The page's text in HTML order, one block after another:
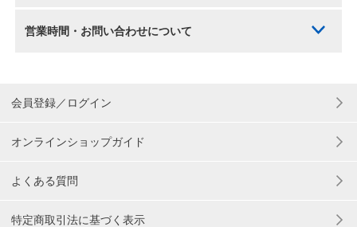
営業時間・お問い合わせについて
会員登録／ログイン
オンラインショップガイド
よくある質問
特定商取引法に基づく表示